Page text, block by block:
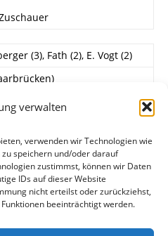
verwalten
verwenden wir Technologien wie
speichern und/oder darauf
zustimmst, können wir Daten
IDs auf dieser Website
nicht erteilst oder zurückziehst,
beeinträchtigt werden.
(3), Fath (2), E. Vogt (2)
Worms
?, ? – ?, E. Vogt,
?, Fath